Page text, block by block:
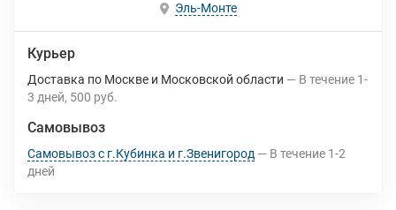
Эль-Монте
Курьер
Доставка по Москве и Московской области В течение 1-
3 дней 500 руб.
Самовывоз
Самовывоз с г.Кубинка и г.Звенигород В течение 1-2
дней